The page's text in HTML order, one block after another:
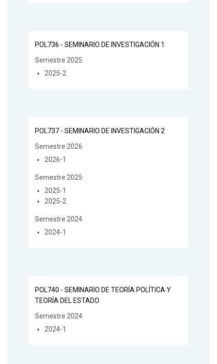
POL736 - SEMINARIO DE INVESTIGACIÓN 1
Semestre 2025
2025-2
POL737 - SEMINARIO DE INVESTIGACIÓN 2
Semestre 2026
2026-1
Semestre 2025
2025-1
2025-2
Semestre 2024
2024-1
POL740 - SEMINARIO DE TEORÍA POLÍTICA Y
TEORÍA DEL ESTADO
Semestre 2024
2024-1